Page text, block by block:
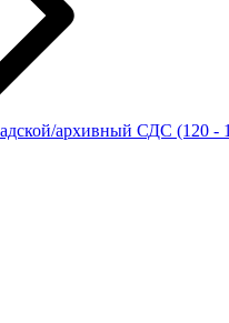
архивный СДС (120 -